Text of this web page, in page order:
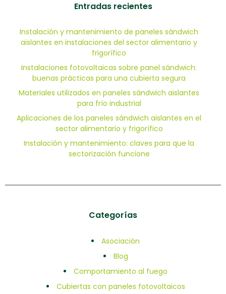
Entradas recientes
Instalación y mantenimiento de paneles sándwich
aislantes en instalaciones del sector alimentario y
frigorífico
Instalaciones fotovoltaicas sobre panel sándwich:
buenas prácticas para una cubierta segura
Materiales utilizados en paneles sándwich aislantes
para frío industrial
Aplicaciones de los paneles sándwich aislantes en el
sector alimentario y frigorífico
Instalación y mantenimiento: claves para que la
sectorización funcione
Categorías
Asociación
Blog
Comportamiento al fuego
Cubiertas con paneles fotovoltaicos